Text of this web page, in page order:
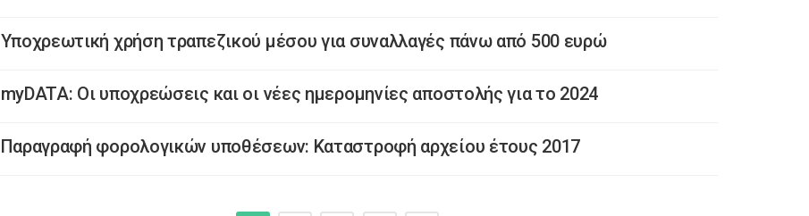
Υποχρεωτική χρήση τραπεζικού μέσου για συναλλαγές πάνω από 500 ευρώ
myDATA: Οι υποχρεώσεις και οι νέες ημερομηνίες αποστολής για το 2024
Παραγραφή φορολογικών υποθέσεων: Καταστροφή αρχείου έτους 2017